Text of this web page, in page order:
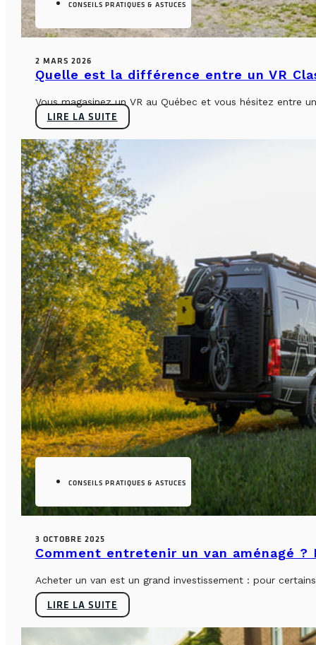
CONSEILS PRATIQUES & ASTUCES
2 MARS 2026
Quelle est la différence entre un VR
Vous magasinez un VR au Québec et vous hésitez entre
LIRE LA SUITE
CONSEILS PRATIQUES & ASTUCES
3 OCTOBRE 2025
Comment entretenir un van aménagé
Acheter un van est un grand investissement : pour
LIRE LA SUITE